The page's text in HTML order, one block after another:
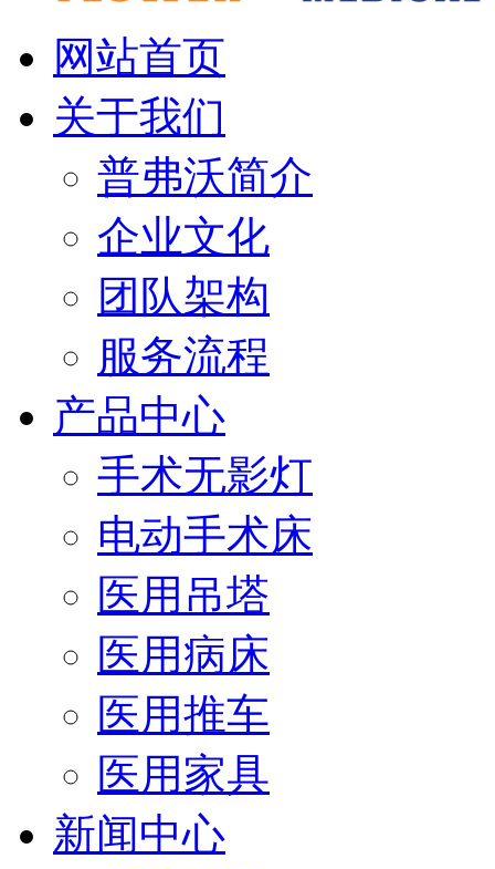
网站首页
关于我们
普弗沃简介
企业文化
团队架构
服务流程
产品中心
手术无影灯
电动手术床
医用吊塔
医用病床
医用推车
医用家具
新闻中心